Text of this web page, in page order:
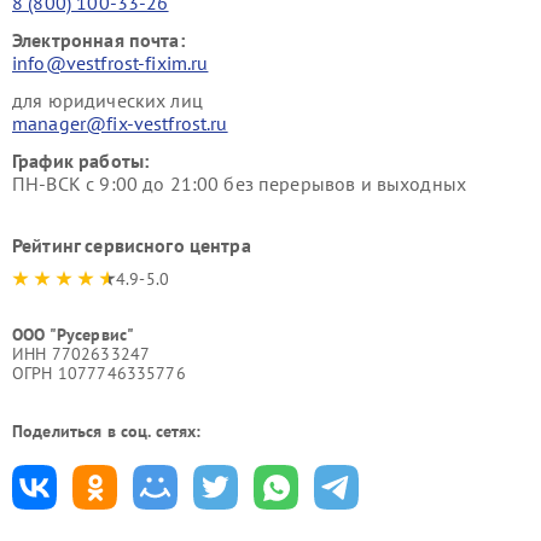
Электронная почта:
info@vestfrost-fixim.ru
для юридических лиц
manager@fix-vestfrost.ru
График работы:
ПН-ВСК с 9:00 до 21:00 без перерывов и выходных
Рейтинг сервисного центра
4.9-5.0
ООО "Русервис"
ИНН 7702633247
ОГРН 1077746335776
Поделиться в соц. сетях: